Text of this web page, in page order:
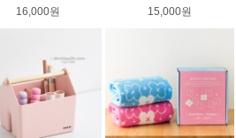
16,000원
15,000원